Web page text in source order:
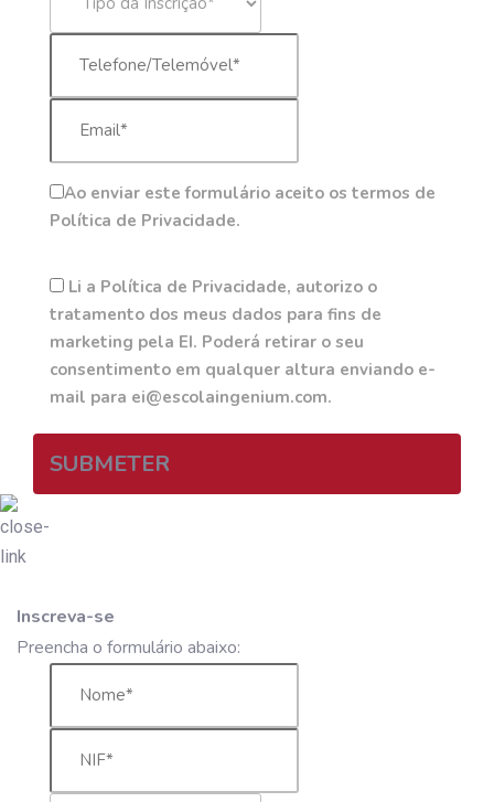
Ao enviar este formulário aceito os termos de
Política de Privacidade.
Li a Política de Privacidade, autorizo o
tratamento dos meus dados para fins de
marketing pela EI. Poderá retirar o seu
consentimento em qualquer altura enviando e-
mail para ei@escolaingenium.com.
SUBMETER
Inscreva-se
Preencha o formulário abaixo: